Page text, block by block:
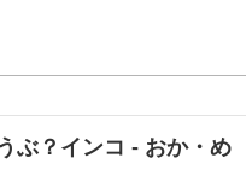
ぶ？インコ - おか・め